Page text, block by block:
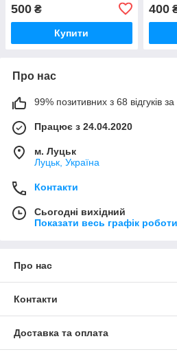
500 ₴
Купити
400
Про нас
99% позитивних з 68 відгуків за
Працює з 24.04.2020
м. Луцьк
Луцьк, Україна
Контакти
Сьогодні вихідний
Показати весь графік роботи
Про нас
Контакти
Доставка та оплата